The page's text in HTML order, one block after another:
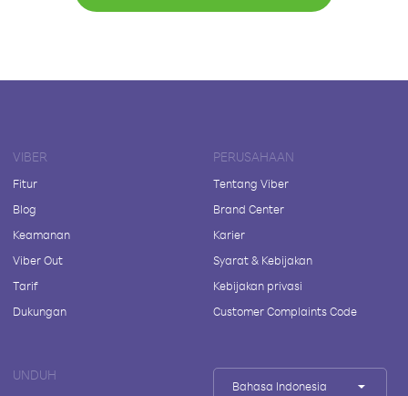
VIBER
Fitur
Blog
Keamanan
Viber Out
Tarif
Dukungan
PERUSAHAAN
Tentang Viber
Brand Center
Karier
Syarat & Kebijakan
Kebijakan privasi
Customer Complaints Code
UNDUH
Bahasa Indonesia